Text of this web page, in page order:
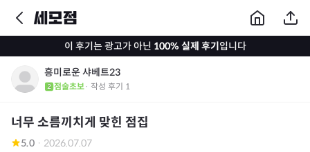
이 후기는 광고가 아닌 100% 실제 후기입니다
흥미로운 샤베트23
점술초보· 작성 후기 1
너무 소름끼치게 맞힌 점집
5.0 · 2026.07.07